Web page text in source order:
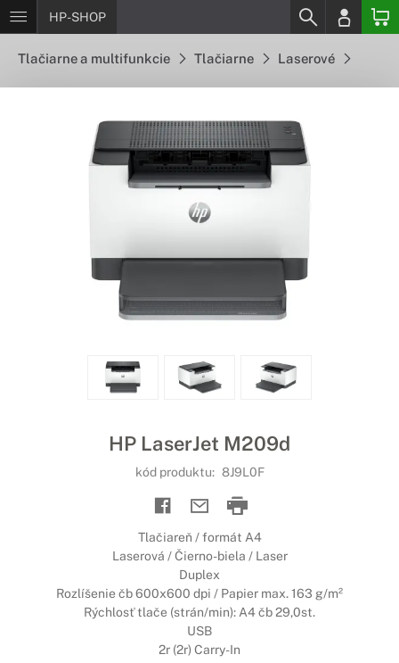
HP-SHOP
Tlačiarne a multifunkcie Tlačiarne Laserové
HP LaserJet M209d
kód produktu: 8J9L0F
Tlačiareň / formát A4
Laserová / Čierno-biela / Laser
Duplex
Rozlíšenie čb 600x600 dpi / Papier max. 163 g/m²
Rýchlosť tlače (strán/min): A4 čb 29,0st.
USB
2r (2r) Carry-In